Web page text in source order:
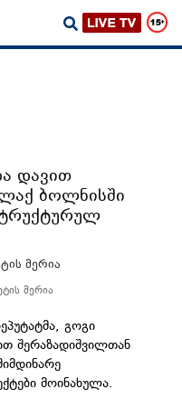
დავით
ბოლნისში
მერია
გოგი
შერაზადიშვილთან
მოინახულა.